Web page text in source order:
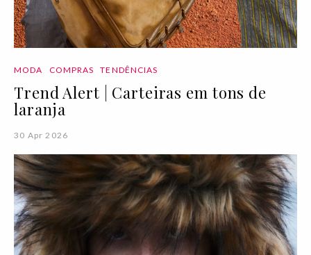
MODA COMPRAS TENDÊNCIAS
Trend Alert | Carteiras em tons de
laranja
30 Apr 2026